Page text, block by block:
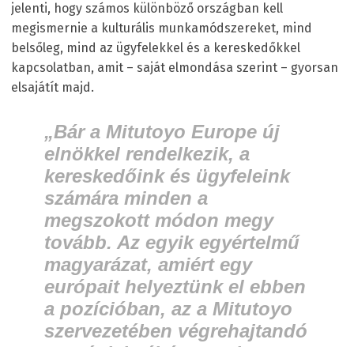
jelenti, hogy számos különböző országban kell
megismernie a kulturális munkamódszereket, mind
belsőleg, mind az ügyfelekkel és a kereskedőkkel
kapcsolatban, amit – saját elmondása szerint – gyorsan
elsajátít majd.
„Bár a Mitutoyo Europe új
elnökkel rendelkezik, a
kereskedőink és ügyfeleink
számára minden a
megszokott módon megy
tovább. Az egyik egyértelmű
magyarázat, amiért egy
európait helyeztünk el ebben
a pozícióban, az a Mitutoyo
szervezetében végrehajtandó